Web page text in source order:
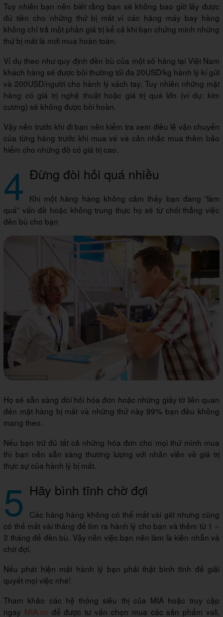
Tuy nhiên bạn nên biết rằng bạn sẽ không bao giờ lấy được
đủ tiền cho những thứ bị mất vì các hãng máy bay hàng
không chỉ trả một phần giá trị kể cả khi bạn chứng minh những
thứ bị mất là mới mua hoàn toàn.
Ví dụ theo như quy định đền bù của một số hãng tại Việt Nam
khách hàng sẽ được bồi thường tối đa 20USD/kg hành lý kí gửi
và 200USD/người cho hành lý xách tay. Tuy nhiên những mặt
hàng có giá trị nghệ thuật hoặc giá trị quá lớn (ví dụ: kim
cương) sẽ không được bồi hoàn.
Vậy nên trước khi đi bạn nên kiểm tra xem điều lệ vận chuyển
của từng hãng trước khi mua vé và cân nhắc mua thêm bảo
hiểm cho những đồ có giá trị cao.
4 Đừng đòi hỏi quá nhiều
Khi một hãng hàng không cảm thấy bạn đang “làm
quá” vấn đề hoặc không trung thực họ sẽ từ chối thẳng việc
đền bù cho bạn
Họ sẽ sẵn sàng đòi hỏi hóa đơn hoặc những giấy tờ liên quan
đến mặt hàng bị mất và những thứ này 99% bạn đều không
mang theo.
Nếu bạn trữ đủ tất cả những hóa đơn cho mọi thứ mình mua
thì bạn nên sẵn sàng thương lượng với nhân viên về giá trị
thực sự của hành lý bị mất.
5 Hãy bình tĩnh chờ đợi
Các hãng hàng không có thể mất vài giờ nhưng cũng
có thể mất vài tháng để tìm ra hành lý cho bạn và thêm từ 1 –
3 tháng để đền bù. Vậy nên việc bạn nên làm là kiên nhẫn và
chờ đợi.
Nếu phát hiện mất hành lý bạn phải thật bình tĩnh để giải
quyết mọi việc nhé!
Tham khảo các hệ thống siêu thị của MIA hoặc truy cập
ngay MIA.vn để được tư vấn chọn mua các sản phẩm vali,